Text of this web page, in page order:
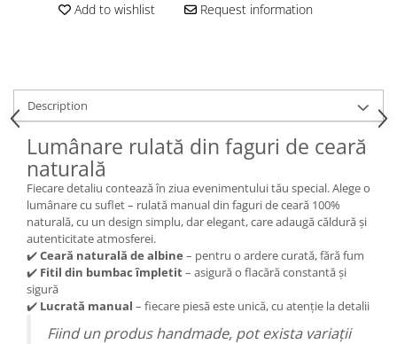
Add to wishlist Request information
Description
Lumânare rulată din faguri de ceară
naturală
Fiecare detaliu contează în ziua evenimentului tău special. Alege o
lumânare cu suflet – rulată manual din faguri de ceară 100%
naturală, cu un design simplu, dar elegant, care adaugă căldură și
autenticitate atmosferei.
✔️Ceară naturală de albine – pentru o ardere curată, fără fum
✔️ Fitil din bumbac împletit– asigură o flacără constantă și
sigură
✔️ Lucrată manual – fiecare piesă este unică, cu atenție la detalii
Fiind un produs handmade, pot exista variații